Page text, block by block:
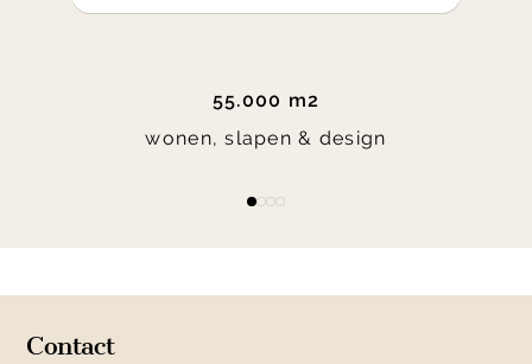
55.000 m2
wonen, slapen & design
Contact